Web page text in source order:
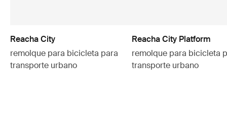
Reacha City
remolque para bicicleta para
transporte urbano
Reacha City Platform
remolque para bicicleta
transporte urbano